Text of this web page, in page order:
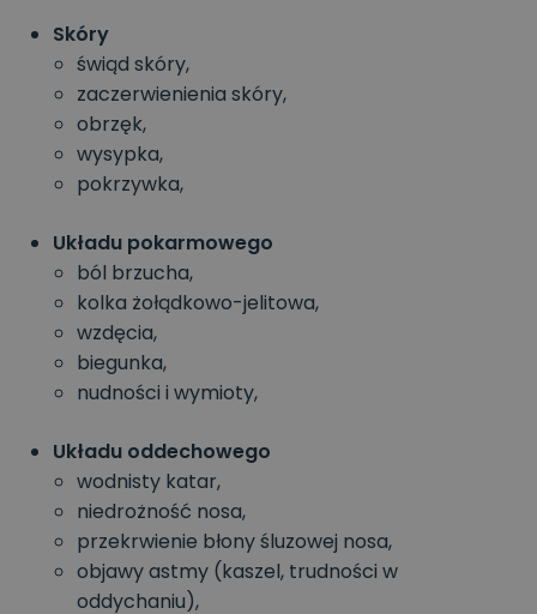
Skóry
świąd skóry,
zaczerwienienia skóry,
obrzęk,
wysypka,
pokrzywka,
Układu pokarmowego
ból brzucha,
kolka żołądkowo-jelitowa,
wzdęcia,
biegunka,
nudności i wymioty,
Układu oddechowego
wodnisty katar,
niedrożność nosa,
przekrwienie błony śluzowej nosa,
objawy astmy (kaszel, trudności w
oddychaniu),